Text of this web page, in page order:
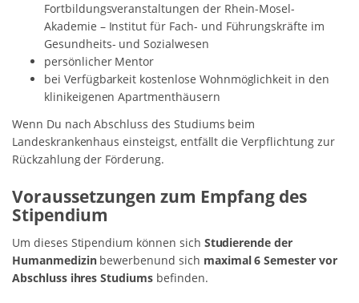
Fortbildungsveranstaltungen der Rhein-Mosel-
Akademie – Institut für Fach- und Führungskräfte im
Gesundheits- und Sozialwesen
persönlicher Mentor
bei Verfügbarkeit kostenlose Wohnmöglichkeit in den
klinikeigenen Apartmenthäusern
Wenn Du nach Abschluss des Studiums beim
Landeskrankenhaus einsteigst, entfällt die Verpflichtung zur
Rückzahlung der Förderung.
Voraussetzungen zum Empfang des
Stipendium
Um dieses Stipendium können sich Studierende der
Humanmedizin bewerbenund sich maximal 6 Semester vor
Abschluss ihres Studiums befinden.